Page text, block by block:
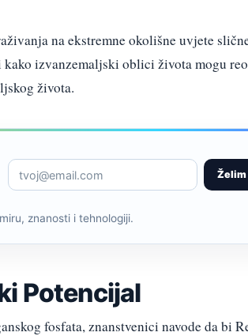
na ekstremne okolišne uvjete
izvanzemaljski oblici života mogu
života.
znanosti i tehnologiji.
Potencijal
fosfata, znanstvenici navode da bi